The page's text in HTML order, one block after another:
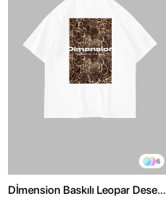
6
Dİmension Baskılı Leopar Desenli